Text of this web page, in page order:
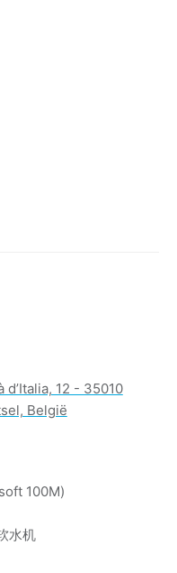
d’Italia, 12 - 35010
België
100M)
水机